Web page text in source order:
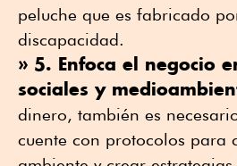
peluche que es fabricado
discapacidad.
» 5. Enfoca el negocio
sociales y
dinero, también es
cuente con protocolos para